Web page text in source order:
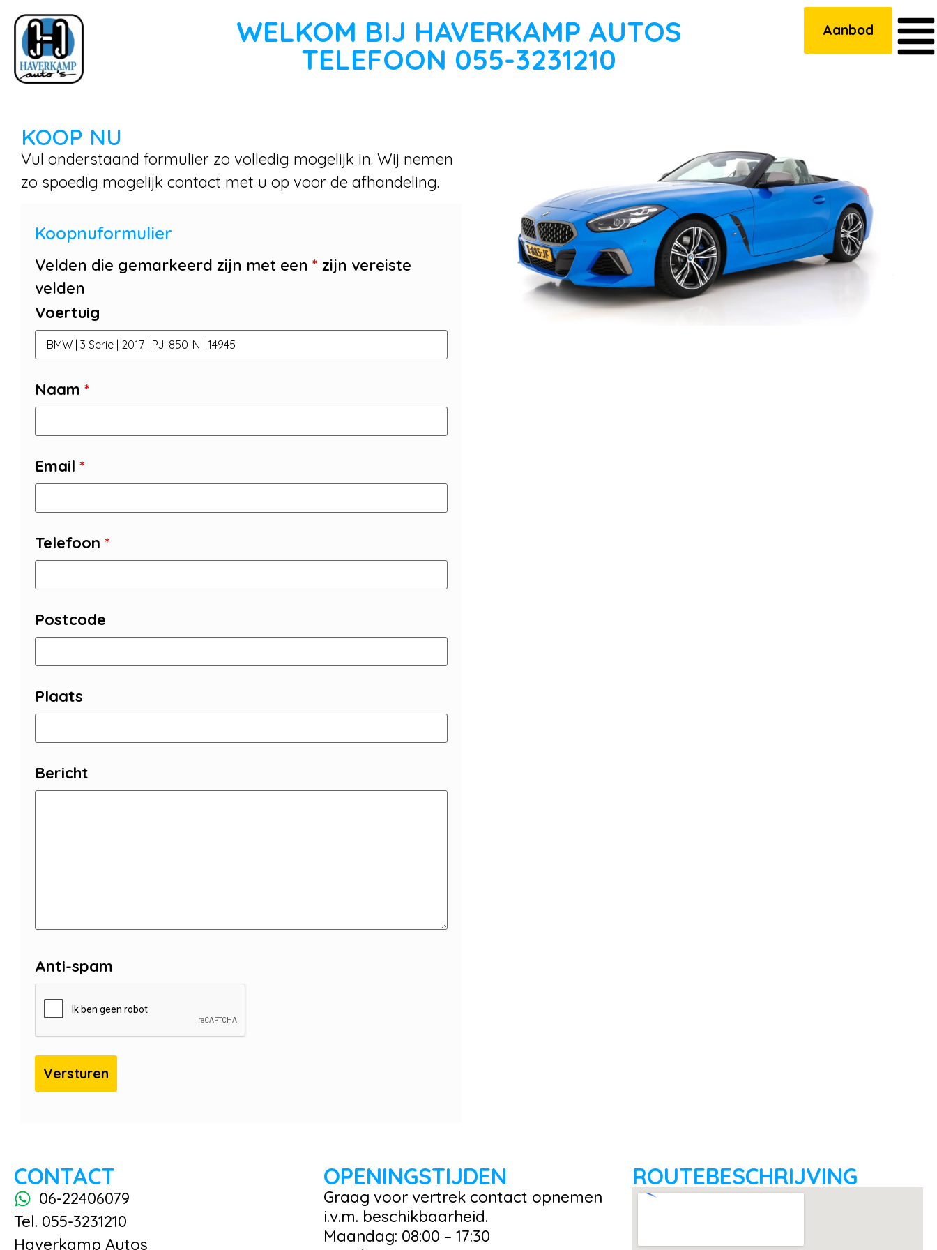
WELKOM BIJ HAVERKAMP AUTOS
TELEFOON 055-3231210
Aanbod
KOOP NU
Vul onderstaand formulier zo volledig mogelijk in. Wij nemen
zo spoedig mogelijk contact met u op voor de afhandeling.
Koopnuformulier
Velden die gemarkeerd zijn met een * zijn vereiste
velden
Voertuig
Naam *
Email *
Telefoon *
Postcode
Plaats
Bericht
Anti-spam
CONTACT
06-22406079
Tel. 055-3231210
Haverkamp Autos
OPENINGSTIJDEN
Graag voor vertrek contact opnemen
i.v.m. beschikbaarheid.
Maandag: 08:00 – 17:30
ROUTEBESCHRIJVING